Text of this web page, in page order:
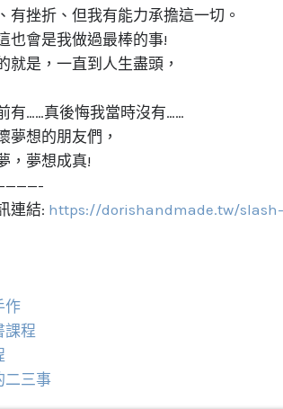
有挫折、但我有能力承擔這一切。
也會是我做過最棒的事!
就是，一直到人生盡頭，
有……真後悔我當時沒有……
夢想的朋友們，
，夢想成真!
連結: https://dorishandmade.tw/
作
課程
二三事